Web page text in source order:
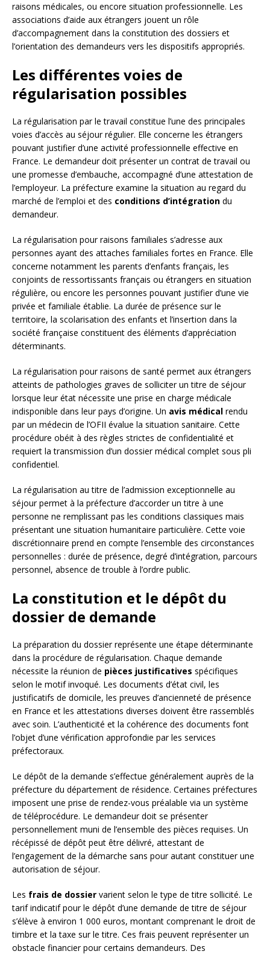
raisons médicales, ou encore situation professionnelle. Les
associations d’aide aux étrangers jouent un rôle
d’accompagnement dans la constitution des dossiers et
l’orientation des demandeurs vers les dispositifs appropriés.
Les différentes voies de
régularisation possibles
La régularisation par le travail constitue l’une des principales
voies d’accès au séjour régulier. Elle concerne les étrangers
pouvant justifier d’une activité professionnelle effective en
France. Le demandeur doit présenter un contrat de travail ou
une promesse d’embauche, accompagné d’une attestation de
l’employeur. La préfecture examine la situation au regard du
marché de l’emploi et des conditions d’intégration du
demandeur.
La régularisation pour raisons familiales s’adresse aux
personnes ayant des attaches familiales fortes en France. Elle
concerne notamment les parents d’enfants français, les
conjoints de ressortissants français ou étrangers en situation
régulière, ou encore les personnes pouvant justifier d’une vie
privée et familiale établie. La durée de présence sur le
territoire, la scolarisation des enfants et l’insertion dans la
société française constituent des éléments d’appréciation
déterminants.
La régularisation pour raisons de santé permet aux étrangers
atteints de pathologies graves de solliciter un titre de séjour
lorsque leur état nécessite une prise en charge médicale
indisponible dans leur pays d’origine. Un avis médical rendu
par un médecin de l’OFII évalue la situation sanitaire. Cette
procédure obéit à des règles strictes de confidentialité et
requiert la transmission d’un dossier médical complet sous pli
confidentiel.
La régularisation au titre de l’admission exceptionnelle au
séjour permet à la préfecture d’accorder un titre à une
personne ne remplissant pas les conditions classiques mais
présentant une situation humanitaire particulière. Cette voie
discrétionnaire prend en compte l’ensemble des circonstances
personnelles : durée de présence, degré d’intégration, parcours
personnel, absence de trouble à l’ordre public.
La constitution et le dépôt du
dossier de demande
La préparation du dossier représente une étape déterminante
dans la procédure de régularisation. Chaque demande
nécessite la réunion de pièces justificatives spécifiques
selon le motif invoqué. Les documents d’état civil, les
justificatifs de domicile, les preuves d’ancienneté de présence
en France et les attestations diverses doivent être rassemblés
avec soin. L’authenticité et la cohérence des documents font
l’objet d’une vérification approfondie par les services
préfectoraux.
Le dépôt de la demande s’effectue généralement auprès de la
préfecture du département de résidence. Certaines préfectures
imposent une prise de rendez-vous préalable via un système
de téléprocédure. Le demandeur doit se présenter
personnellement muni de l’ensemble des pièces requises. Un
récépissé de dépôt peut être délivré, attestant de
l’engagement de la démarche sans pour autant constituer une
autorisation de séjour.
Les frais de dossier varient selon le type de titre sollicité. Le
tarif indicatif pour le dépôt d’une demande de titre de séjour
s’élève à environ 1 000 euros, montant comprenant le droit de
timbre et la taxe sur le titre. Ces frais peuvent représenter un
obstacle financier pour certains demandeurs. Des